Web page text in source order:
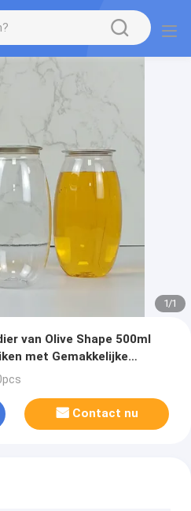
1/1
van Olive Shape 500ml
met Gemakkelijke
Contact nu